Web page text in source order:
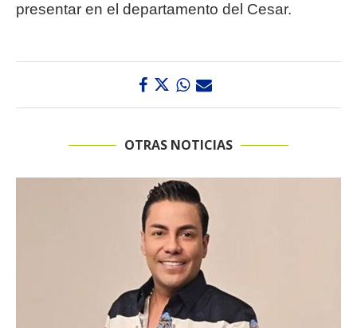
presentar en el departamento del Cesar.
OTRAS NOTICIAS